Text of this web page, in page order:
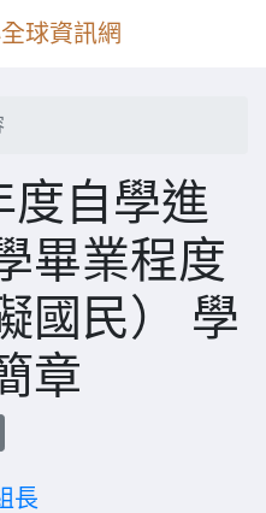
球資訊網
度自學進
畢業程度
國民） 學
章
長